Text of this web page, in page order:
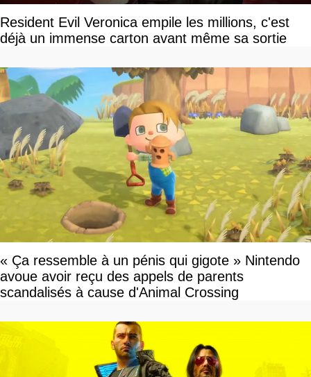
Resident Evil Veronica empile les millions, c'est
déjà un immense carton avant même sa sortie
« Ça ressemble à un pénis qui gigote » Nintendo
avoue avoir reçu des appels de parents
scandalisés à cause d'Animal Crossing